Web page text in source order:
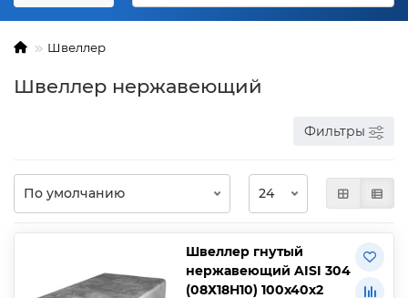
Швеллер
Швеллер нержавеющий
Фильтры
Швеллер гнутый
нержавеющий AISI 304
(08Х18Н10) 100х40х2